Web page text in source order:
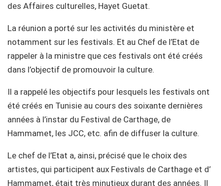
des Affaires culturelles, Hayet Guetat.
La réunion a porté sur les activités du ministère et
notamment sur les festivals. Et au Chef de l’Etat de
rappeler à la ministre que ces festivals ont été créés
dans l’objectif de promouvoir la culture.
Il a rappelé les objectifs pour lesquels les festivals ont
été créés en Tunisie au cours des soixante dernières
années à l’instar du Festival de Carthage, de
Hammamet, les JCC, etc. afin de diffuser la culture.
Le chef de l’Etat a, ainsi, précisé que le choix des
artistes, qui participent aux Festivals de Carthage et d’
Hammamet, était très minutieux durant des années. Il